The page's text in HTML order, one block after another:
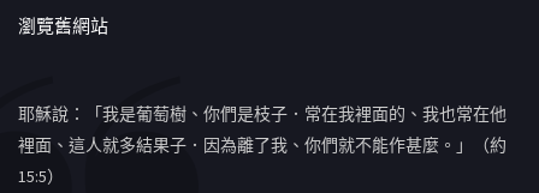
瀏覽舊網站
耶穌說：「我是葡萄樹、你們是枝子．常在我裡面的、我也常在他
裡面、這人就多結果子．因為離了我、你們就不能作甚麼。」（約
15:5）